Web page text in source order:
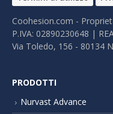
Coohesion.com -
P.IVA: 02890230648 |
Via Toledo, 156 - 80134
PRODOTTI
Nurvast Advance